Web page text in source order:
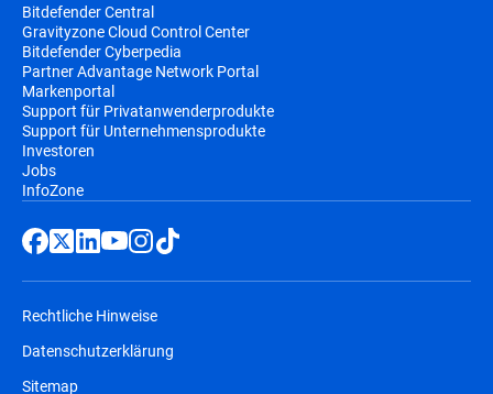
Bitdefender Central
Gravityzone Cloud Control Center
Bitdefender Cyberpedia
Partner Advantage Network Portal
Markenportal
Support für Privatanwenderprodukte
Support für Unternehmensprodukte
Investoren
Jobs
InfoZone
Rechtliche Hinweise
Datenschutzerklärung
Sitemap